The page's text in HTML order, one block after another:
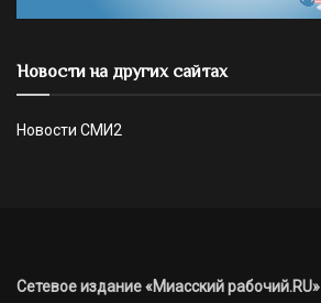
Новости на других сайтах
Новости СМИ2
Сетевое издание «Миасский рабочий.RU»